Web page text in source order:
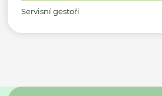
Servisní gestoři